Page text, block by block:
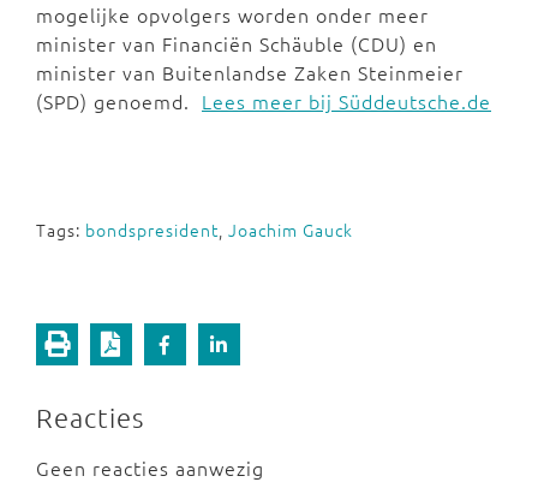
mogelijke opvolgers worden onder meer
minister van Financiën Schäuble (CDU) en
minister van Buitenlandse Zaken Steinmeier
(SPD) genoemd. Lees meer bij Süddeutsche.de
Tags: bondspresident, Joachim Gauck
Reacties
Geen reacties aanwezig